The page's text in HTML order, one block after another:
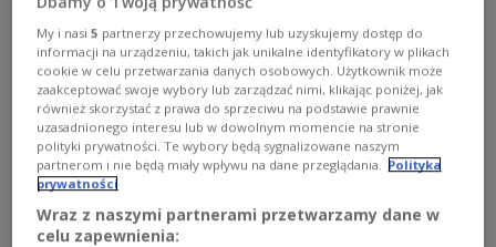
der vordersten Front der Verteidigung des
Bündnisses und sollten stärker vertreten sein,
erklärte Rumäniens Präsident Klaus Iohannis.
Deshalb werde er für den Posten des NATO-
Generalsekretärs kandidieren.
My i nasi5 partnerzy przechowujemy lub uzyskujemy dostęp do
informacji na urządzeniu, takich jak unikalne identyfikatory w plikach
cookie w celu przetwarzania danych osobowych. Użytkownik może
zaakceptować swoje wybory lub zarządzać nimi, klikając poniżej, jak
również skorzystać z prawa do sprzeciwu na podstawie prawnie
uzasadnionego interesu lub w dowolnym momencie na stronie
polityki prywatności. Te wybory będą sygnalizowane naszym
partnerom i nie będą miały wpływu na dane przeglądania.
Polityka
prywatności
Wraz z naszymi partnerami przetwarzamy dane w
celu zapewnienia: